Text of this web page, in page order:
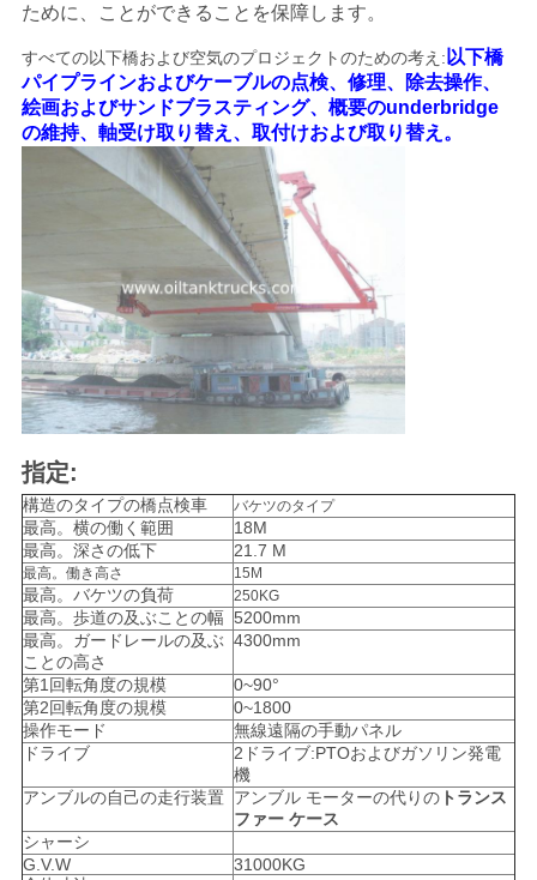
ー
ス
引
要
求
し
な
さ
い
地
図
プ
ラ
イ
ために、ことができることを保障します。
すべての以下橋および空気のプロジェクトのための考え:以下橋
パイプラインおよびケーブルの点検、修理、除去操作、
絵画およびサンドブラスティング、概要のunderbridge
の維持、軸受け取り替え、取付けおよび取り替え。
指定:
構造のタイプの橋点検車 バケツのタイプ
最高。横の働く範囲
18M
最高。深さの低下
21.7 M
最高。働き高さ 15M
最高。バケツの負荷 250KG
最高。歩道の及ぶことの幅 5200mm
最高。ガードレールの及ぶ
ことの高さ
4300mm
第1回転角度の規模
0~90°
第2回転角度の規模
0~1800
操作モード
無線遠隔の手動パネル
ドライブ
2ドライブ:PTOおよびガソリン発電
機
アンブルの自己の走行装置
アンブル モーターの代りのトランス
ファー ケース
シャーシ
G.V.W
31000KG